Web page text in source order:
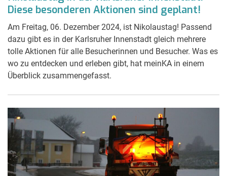
Diese besonderen Aktionen sind geplant!
Am Freitag, 06. Dezember 2024, ist Nikolaustag! Passend
dazu gibt es in der Karlsruher Innenstadt gleich mehrere
tolle Aktionen für alle Besucherinnen und Besucher. Was es
wo zu entdecken und erleben gibt, hat meinKA in einem
Überblick zusammengefasst.